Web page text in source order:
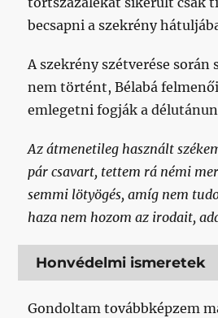
becsapni a szekrény
A szekrény szétverése során
nem történt, Bélabá
emlegetni fogják a
Az átmenetileg használt
pár csavart, tettem rá némi
semmi lötyögés, amíg nem
haza nem hozom az irodait,
Honvédelmi ismeretek
Gondoltam továbbképzem